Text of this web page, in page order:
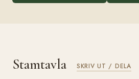
Stamtavla SKRIV UT / DELA